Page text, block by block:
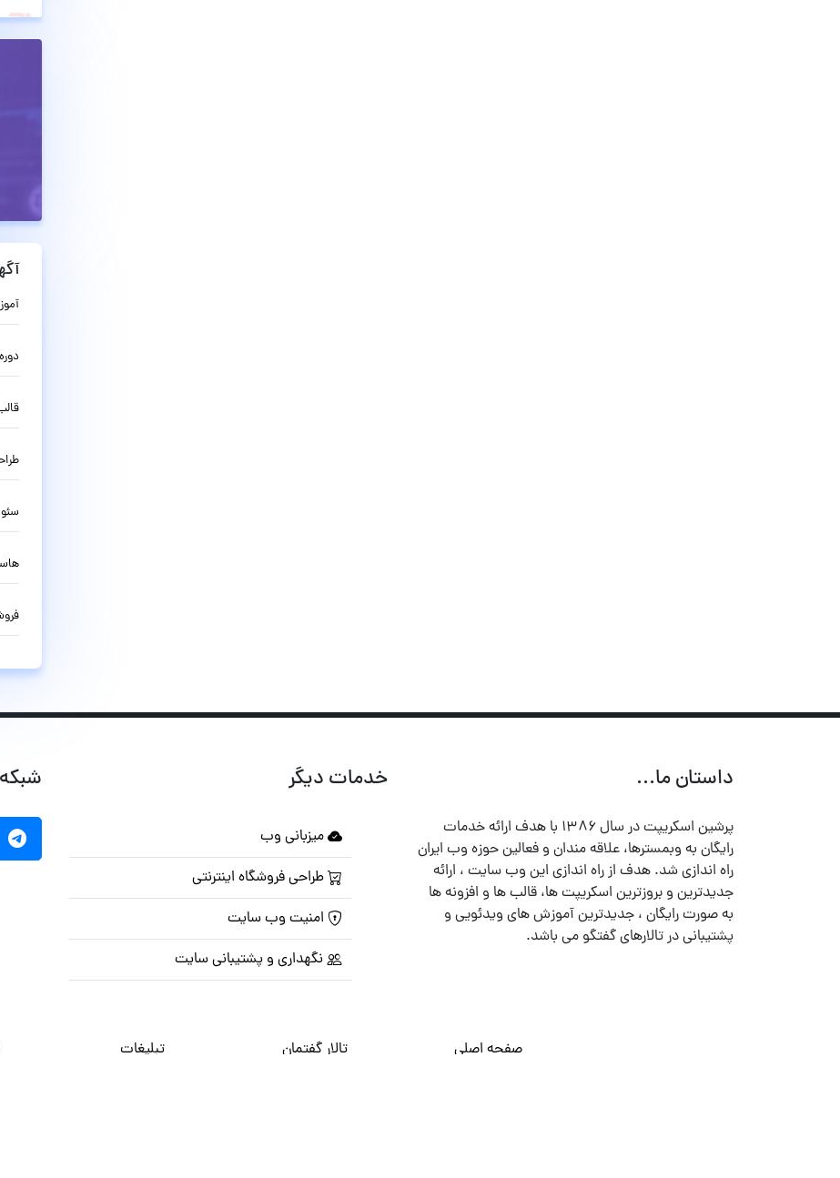
داستان ما...
پرشین اسکریپت در سال ۱۳۸۶ با هدف ارائه خدمات
رایگان به وبمسترها، علاقه مندان و فعالین حوزه وب ایران
راه اندازی شد. هدف از راه اندازی این وب سایت ، ارائه
جدیدترین و بروزترین اسکریپت ها، قالب ها و افزونه ها
به صورت رایگان ، جدیدترین آموزش های ویدئویی و
پشتیبانی در تالارهای گفتگو می باشد.
خدمات دیگر
میزبانی وب
طراحی فروشگاه اینترنتی
امنیت وب سایت
نگهداری و پشتیبانی سایت
صفحه اصلی تالار گفتمان تبلیغات